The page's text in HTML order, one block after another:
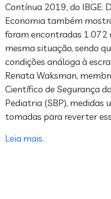
Contínua 2019, do IBGE.
Economia também
foram encontradas 1.072
mesma situação, sendo
condições análoga à
Renata Waksman,
Científico de Segurança
Pediatria (SBP), medidas
tomadas para reverter
Leia mais.